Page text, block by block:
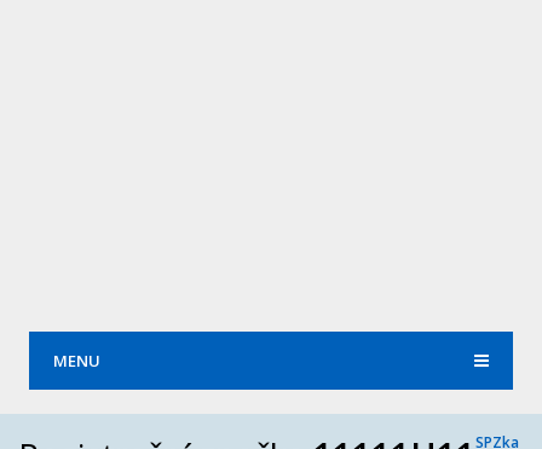
MENU
SPZka